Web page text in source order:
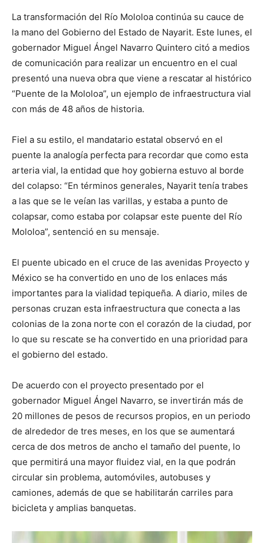
La transformación del Río Mololoa continúa su cauce de
la mano del Gobierno del Estado de Nayarit. Este lunes, el
gobernador Miguel Ángel Navarro Quintero citó a medios
de comunicación para realizar un encuentro en el cual
presentó una nueva obra que viene a rescatar al histórico
“Puente de la Mololoa”, un ejemplo de infraestructura vial
con más de 48 años de historia.
Fiel a su estilo, el mandatario estatal observó en el
puente la analogía perfecta para recordar que como esta
arteria vial, la entidad que hoy gobierna estuvo al borde
del colapso: “En términos generales, Nayarit tenía trabes
a las que se le veían las varillas, y estaba a punto de
colapsar, como estaba por colapsar este puente del Río
Mololoa”, sentenció en su mensaje.
El puente ubicado en el cruce de las avenidas Proyecto y
México se ha convertido en uno de los enlaces más
importantes para la vialidad tepiqueña. A diario, miles de
personas cruzan esta infraestructura que conecta a las
colonias de la zona norte con el corazón de la ciudad, por
lo que su rescate se ha convertido en una prioridad para
el gobierno del estado.
De acuerdo con el proyecto presentado por el
gobernador Miguel Ángel Navarro, se invertirán más de
20 millones de pesos de recursos propios, en un periodo
de alrededor de tres meses, en los que se aumentará
cerca de dos metros de ancho el tamaño del puente, lo
que permitirá una mayor fluidez vial, en la que podrán
circular sin problema, automóviles, autobuses y
camiones, además de que se habilitarán carriles para
bicicleta y amplias banquetas.